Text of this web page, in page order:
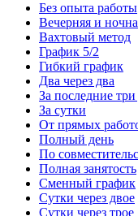
Без опыта работы
Вечерняя и
Вахтовый метод
График 5/2
Гибкий график
Два через два
За последние
За сутки
От прямых
Полный день
По
Полная занятость
Сменный график
Сутки через двое
Сутки через трое